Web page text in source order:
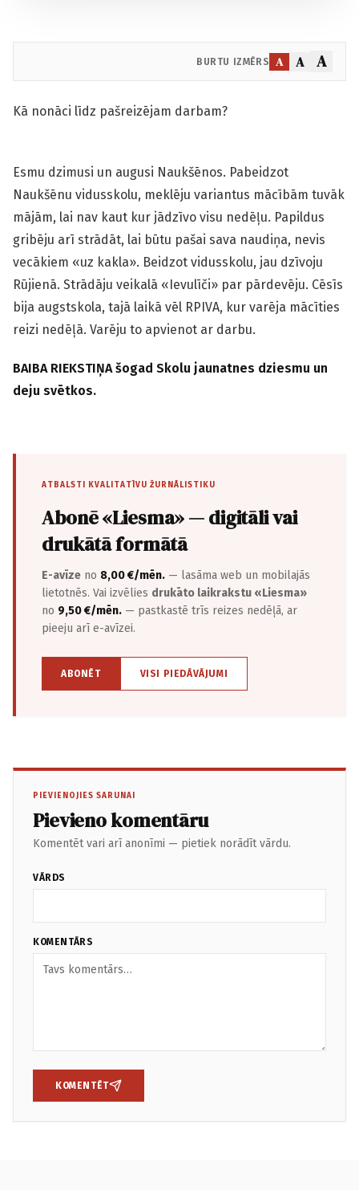
BURTU IZMĒRS A A A
Kā nonāci līdz pašreizējam darbam?
Esmu dzimusi un augusi Naukšēnos. Pabeidzot
Naukšēnu vidusskolu, meklēju variantus mācībām tuvāk
mājām, lai nav kaut kur jādzīvo visu nedēļu. Papildus
gribēju arī strādāt, lai būtu pašai sava naudiņa, nevis
vecākiem «uz kakla». Beidzot vidusskolu, jau dzīvoju
Rūjienā. Strādāju veikalā «Ievulīči» par pārdevēju. Cēsīs
bija augstskola, tajā laikā vēl RPIVA, kur varēja mācīties
reizi nedēļā. Varēju to apvienot ar darbu.
BAIBA RIEKSTIŅA šogad Skolu jaunatnes dziesmu un
deju svētkos.
ATBALSTI KVALITATĪVU ŽURNĀLISTIKU
Abonē «Liesma» — digitāli vai
drukātā formātā
E-avīze no 8,00 €/mēn. — lasāma web un mobilajās
lietotnēs. Vai izvēlies drukāto laikrakstu «Liesma»
no 9,50 €/mēn. — pastkastē trīs reizes nedēļā, ar
pieeju arī e-avīzei.
ABONĒT VISI PIEDĀVĀJUMI
PIEVIENOJIES SARUNAI
Pievieno komentāru
Komentēt vari arī anonīmi — pietiek norādīt vārdu.
VĀRDS
KOMENTĀRS
KOMENTĒT